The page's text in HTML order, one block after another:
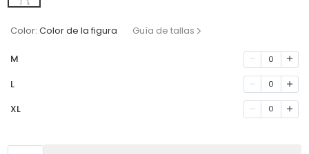
Color: Color de la figura Guía de tallas
M 0
L 0
XL 0